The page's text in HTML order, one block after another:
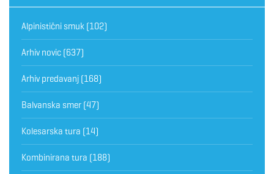
Alpinistični smuk (102)
Arhiv novic (637)
Arhiv predavanj (168)
Balvanska smer (47)
Kolesarska tura (14)
Kombinirana tura (188)